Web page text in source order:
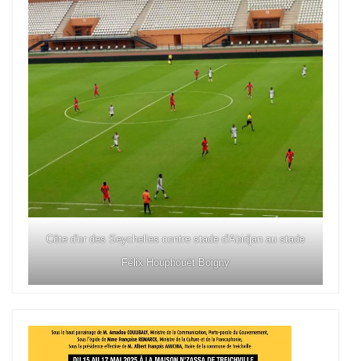
Côte d'or des Seychelles contre stade d'Abidjan au stade
Félix Houphouët Boigny